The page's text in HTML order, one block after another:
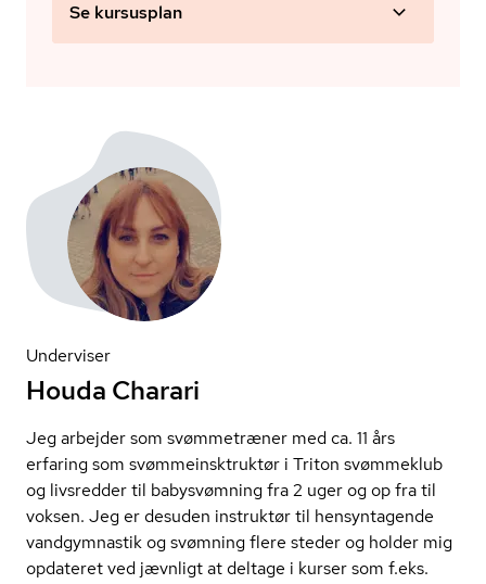
Se kursusplan
Underviser
Houda Charari
Jeg arbejder som svømmetræner med ca. 11 års
erfaring som svøm­me­in­sk­truk­tør i Triton svømmeklub
og livsredder til babysvømning fra 2 uger og op fra til
voksen. Jeg er desuden instruktør til hensyntagende
vandgymnastik og svømning flere steder og holder mig
opdateret ved jævnligt at deltage i kurser som f.eks.